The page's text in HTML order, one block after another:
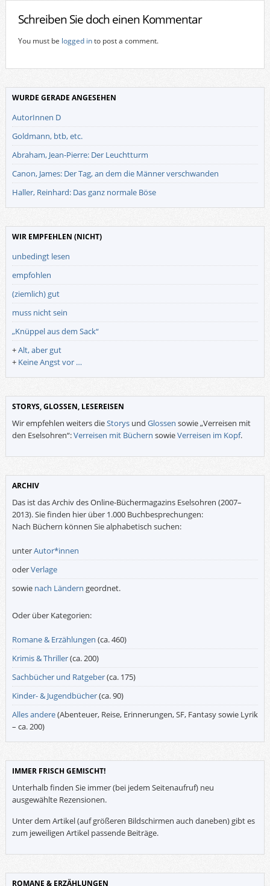
Schreiben Sie doch einen Kommentar
You must be logged into post a comment.
WURDE GERADE ANGESEHEN
AutorInnen D
Goldmann, btb, etc.
Abraham, Jean-Pierre: Der Leuchtturm
Canon, James: Der Tag, an dem die Männer verschwanden
Haller, Reinhard: Das ganz normale Böse
WIR EMPFEHLEN (NICHT)
unbedingt lesen
empfohlen
(ziemlich) gut
muss nicht sein
„Knüppel aus dem Sack“
+Alt, aber gut
+ Keine Angst vor …
STORYS, GLOSSEN, LESEREISEN
Wir empfehlen weiters dieStorysund Glossen sowie „Verreisen mit
den Eselsohren“:Verreisen mit Büchern sowieVerreisen im Kopf.
ARCHIV
Das ist das Archiv des Online-Büchermagazins Eselsohren (2007–
2013). Sie finden hier über 1.000 Buchbesprechungen:
Nach Büchern können Sie alphabetisch suchen:
unterAutor*innen
oderVerlage
sowie nach Ländern geordnet.
Oder über Kategorien:
Romane & Erzählungen (ca. 460)
Krimis & Thriller(ca. 200)
Sachbücher und Ratgeber(ca. 175)
Kinder- & Jugendbücher(ca. 90)
Alles andere(Abenteuer, Reise, Erinnerungen, SF, Fantasy sowie Lyrik
– ca. 200)
IMMER FRISCH GEMISCHT!
Unterhalb finden Sie immer (bei jedem Seitenaufruf) neu
ausgewählte Rezensionen.
Unter dem Artikel (auf größeren Bildschirmen auch daneben) gibt es
zum jeweiligen Artikel passende Beiträge.
ROMANE & ERZÄHLUNGEN